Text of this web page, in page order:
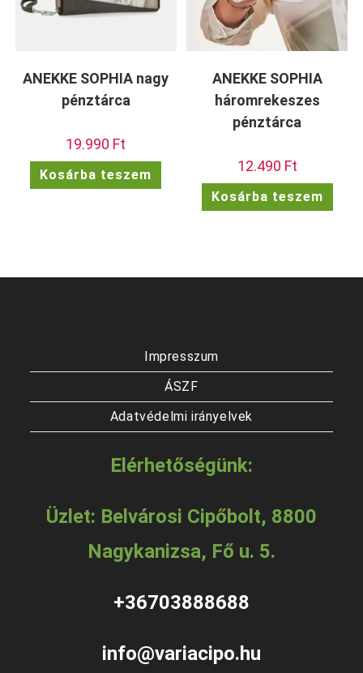
ANEKKE SOPHIA nagy
pénztárca
19.990 Ft
Kosárba teszem
ANEKKE SOPHIA
háromrekeszes
pénztárca
12.490 Ft
Kosárba teszem
Impresszum
ÁSZF
Adatvédelmi irányelvek
Elérhetőségünk:
Üzlet: Belvárosi Cipőbolt, 8800
Nagykanizsa, Fő u. 5.
+36703888688
info@variacipo.hu